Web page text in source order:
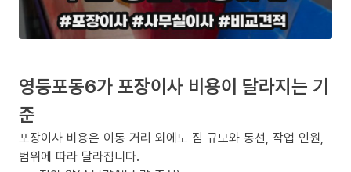
영등포동6가 포장이사 비용이 달라지는 기
준
포장이사 비용은 이동 거리 외에도 짐 규모와 동선, 작업 인원,
범위에 따라 달라집니다.